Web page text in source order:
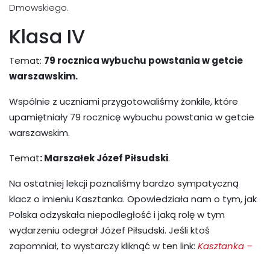
Dmowskiego.
Klasa IV
Temat: 79 rocznica wybuchu powstania w getcie
warszawskim.
Wspólnie z uczniami przygotowaliśmy żonkile, które
upamiętniały 79 rocznicę wybuchu powstania w getcie
warszawskim.
Temat: Marszałek Józef Piłsudski.
Na ostatniej lekcji poznaliśmy bardzo sympatyczną
klacz o imieniu Kasztanka. Opowiedziała nam o tym, jak
Polska odzyskała niepodległość i jaką rolę w tym
wydarzeniu odegrał Józef Piłsudski. Jeśli ktoś
zapomniał, to wystarczy kliknąć w ten link: Kasztanka –